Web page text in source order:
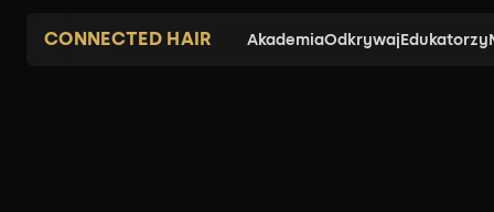
CONNECTED HAIR AkademiaOdkrywajEdukatorzy